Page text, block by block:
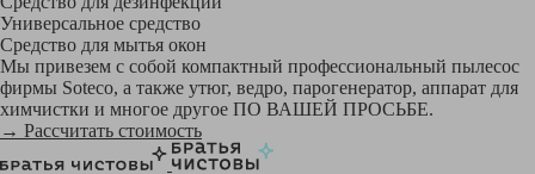
Универсальное средство
Средство для мытья окон
Мы привезем с собой компактный профессиональный пылесос
фирмы Soteco, а также утюг, ведро, парогенератор, аппарат для
химчистки и многое другое ПО ВАШЕЙ ПРОСЬБЕ.
→ Рассчитать стоимость